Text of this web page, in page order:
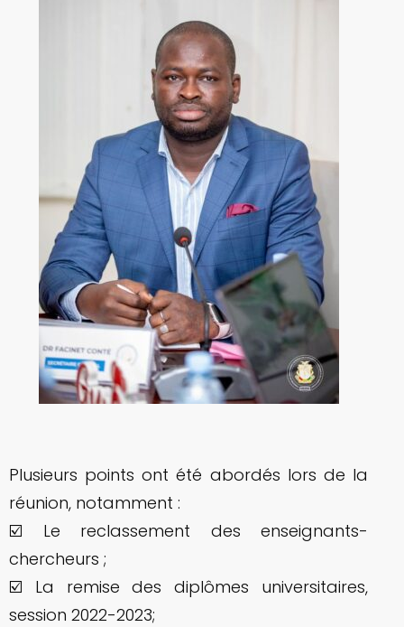
Plusieurs points ont été abordés lors de la
réunion, notamment :
☑️ Le reclassement des enseignants-
chercheurs ;
☑️ La remise des diplômes universitaires,
session 2022-2023;